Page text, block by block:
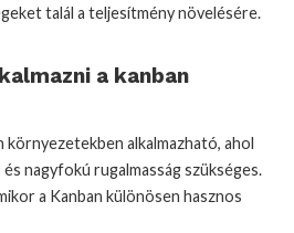
talál a teljesítmény növelésére.
a kanban
környezetekben alkalmazható, ahol
nagyfokú rugalmasság szükséges.
a Kanban különösen hasznos